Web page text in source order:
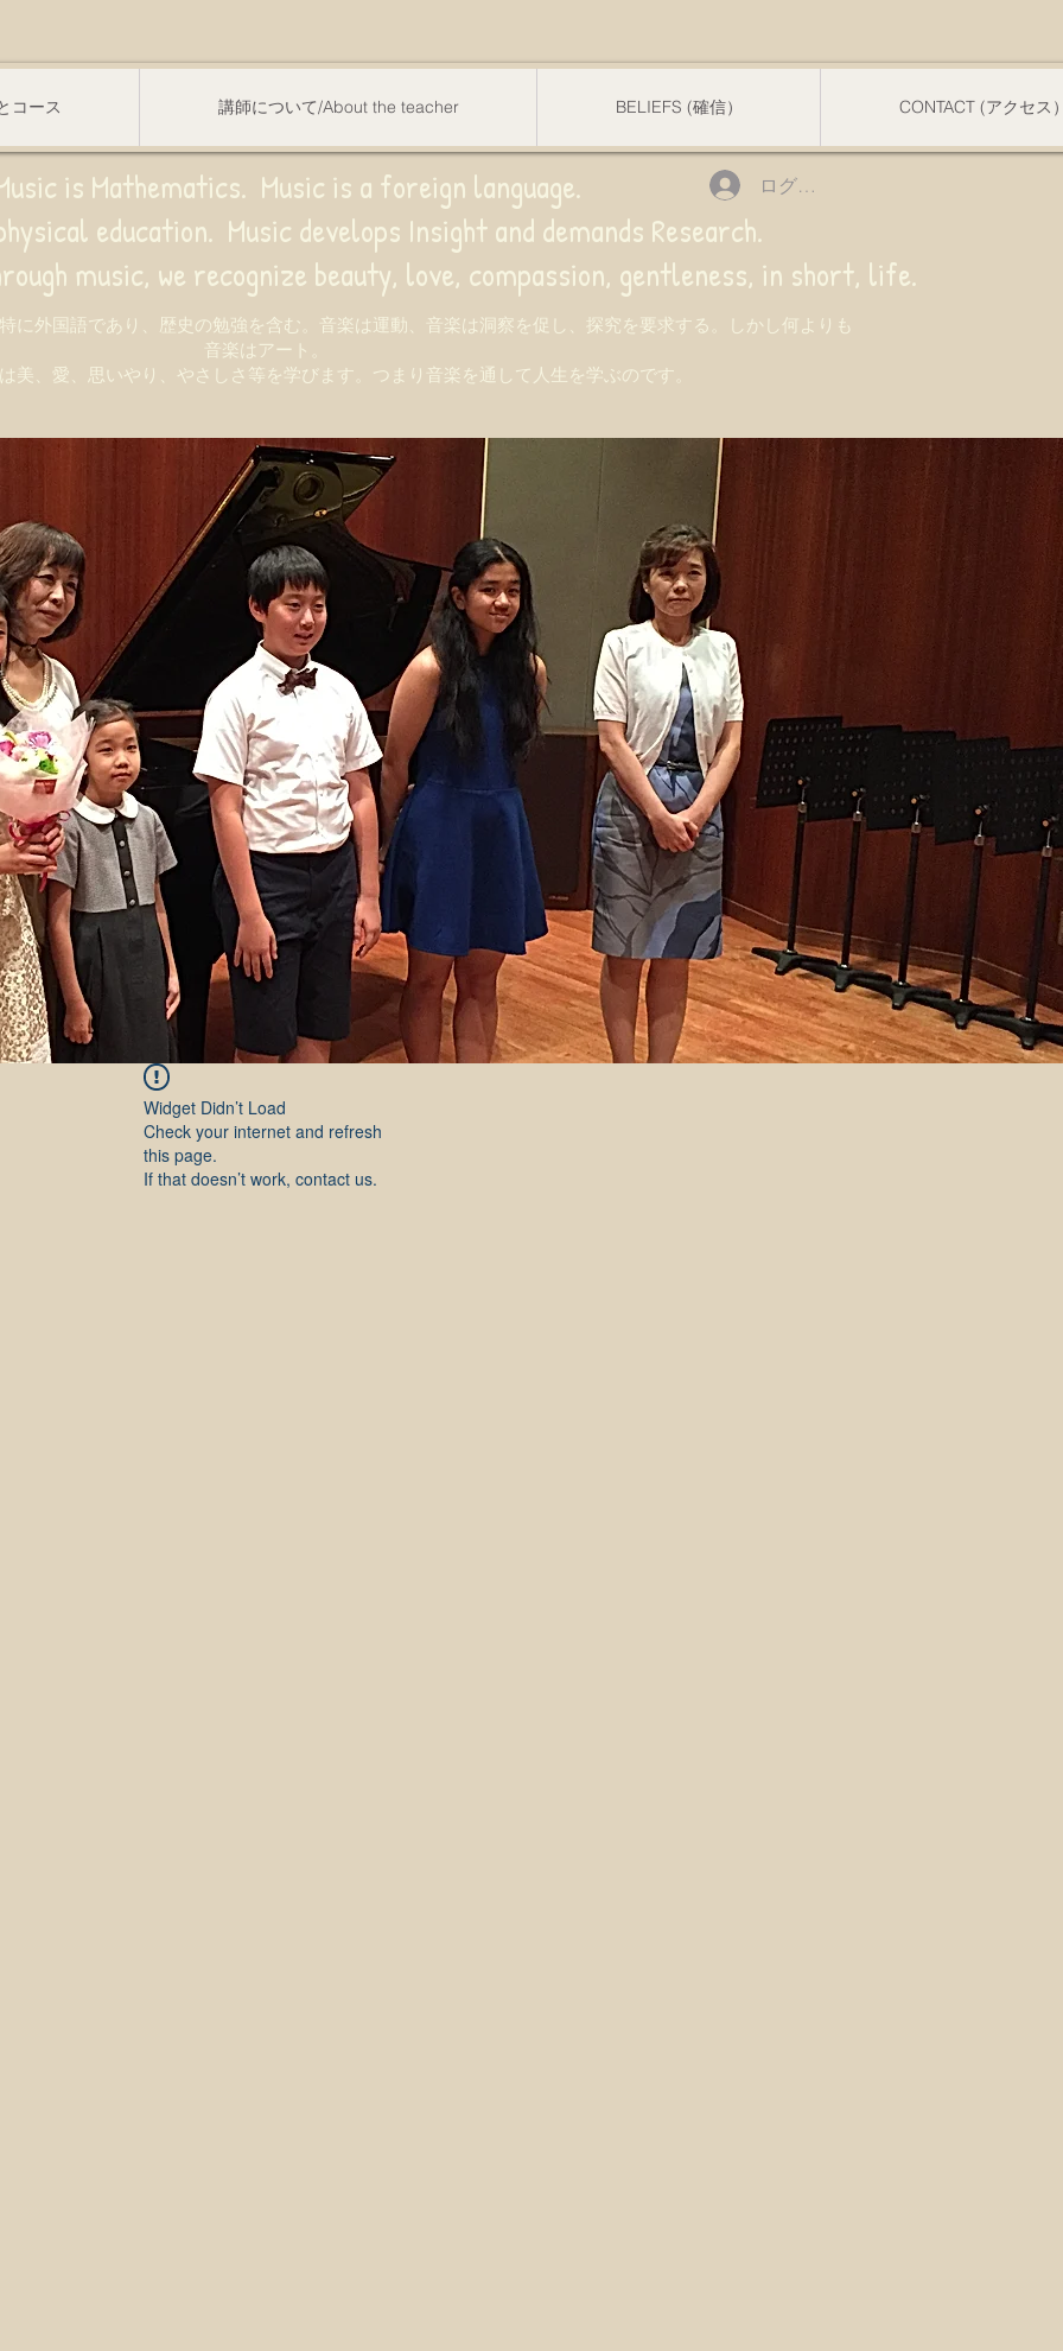
コース 講師について/About the teacher BELIEFS (確信） CONTACT (アクセス
ログイン
is Mathematics. Music is a foreign language.
education. Music develops Insight and demands Research.
recognize beauty, love, compassion, gentleness, in short, life.
に外国語であり、歴史の勉強を含む。音楽は運動、音楽は洞察を促し、探究を要求する。しかし何よりも
音楽はアート。
美、愛、思いやり、やさしさ等を学びます。つまり音楽を通して人生を学ぶのです。
Widget Didn’t Load
Check your internet and refresh
this page.
If that doesn’t work, contact us.